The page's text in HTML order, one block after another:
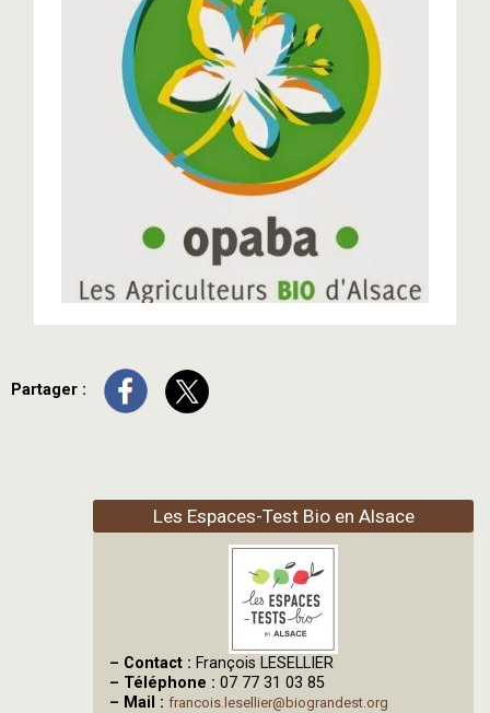
Partager :
Les Espaces-Test Bio en Alsace
– Contact : François LESELLIER
– Téléphone : 07 77 31 03 85
– Mail : francois.lesellier@biograndest.org